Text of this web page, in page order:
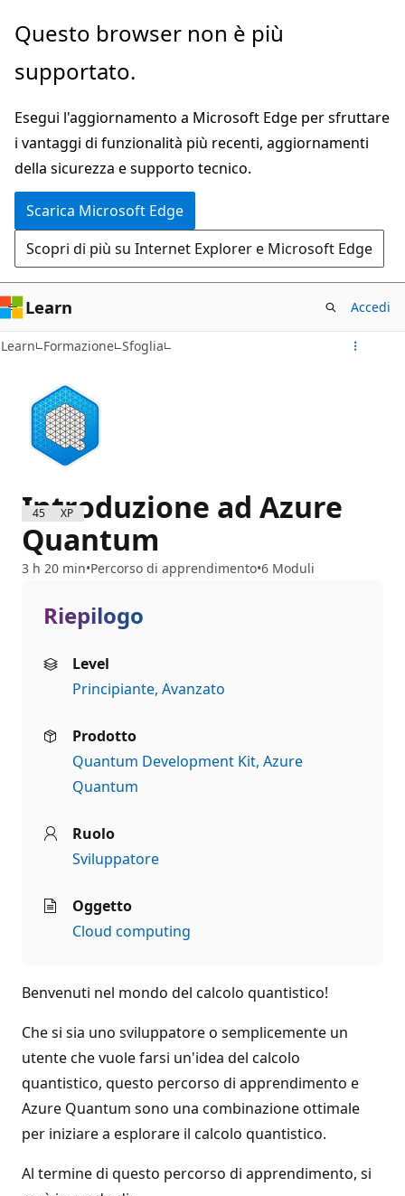
Ignora
passa
contenuto
principale
Questo browser non è più
supportato.
Esegui l'aggiornamento a Microsoft Edge per sfruttare
i vantaggi di funzionalità più recenti, aggiornamenti
della sicurezza e supporto tecnico.
Scarica Microsoft Edge
Scopri di più su Internet Explorer e Microsoft Edge
Learn Accedi
Learn Formazione Sfoglia
4500 XP
Introduzione ad Azure
Quantum
3 h 20 min Percorso di apprendimento 6 Moduli
Riepilogo
Level
Principiante Avanzato
Prodotto
Quantum Development Kit Azure
Quantum
Ruolo
Sviluppatore
Oggetto
Cloud computing
Benvenuti nel mondo del calcolo quantistico!
Che si sia uno sviluppatore o semplicemente un
utente che vuole farsi un'idea del calcolo
quantistico, questo percorso di apprendimento e
Azure Quantum sono una combinazione ottimale
per iniziare a esplorare il calcolo quantistico.
Al termine di questo percorso di apprendimento, si